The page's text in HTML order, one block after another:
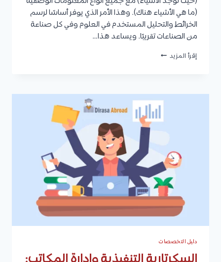
(ما هي الأشياء هناك). وهذا الأمر الذي يوفر أساسًا لرسم
الخرائط والتحليل المستخدم في العلوم وفي كل صناعة
من الصناعات تقريبًا. ويساعد هذا…
إقرأ المزيد نظم
التعريفات،
المكونات،
الدراسة،
الوظائف،
وأفضل
الجامعات
دليل التخصصات